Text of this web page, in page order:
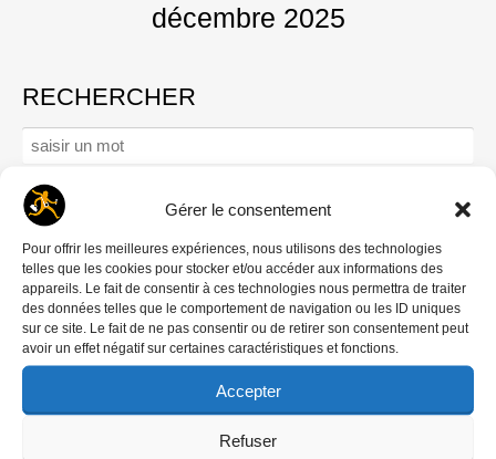
Gérer le consentement
Pour offrir les meilleures expériences, nous utilisons des technologies
telles que les cookies pour stocker et/ou accéder aux informations des
appareils. Le fait de consentir à ces technologies nous permettra de traiter
des données telles que le comportement de navigation ou les ID uniques
sur ce site. Le fait de ne pas consentir ou de retirer son consentement peut
avoir un effet négatif sur certaines caractéristiques et fonctions.
Accepter
Refuser
décembre 2025
RECHERCHER
Rechercher :
Se connecter
Mot de passe oublié ?
Créer un compte
Comment contribuer
Nous écrire
‘DREDI LETTRE HEBDO